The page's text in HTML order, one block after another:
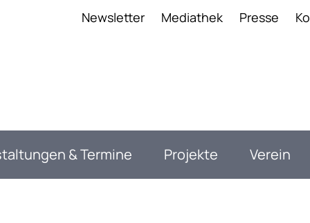
Newsletter Mediathek Presse
& Termine Projekte Verein